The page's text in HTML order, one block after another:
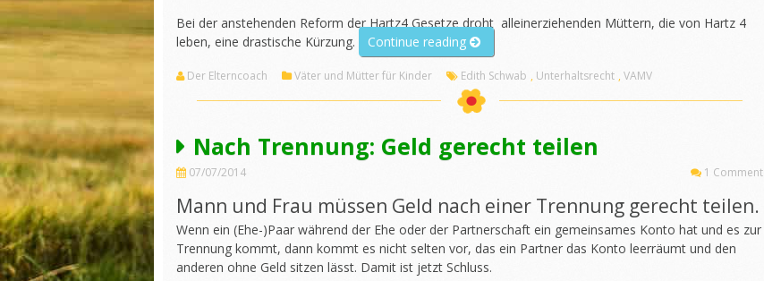
Bei der anstehenden Reform der Hartz4 Gesetze droht alleinerziehenden Müttern, die von Hartz 4
leben, eine drastische Kürzung.
Continue reading „Alleinerziehenden
Hartz
4
Müttern
droht
Kürzung“
Der Elterncoach Väter und Mütter für Kinder Edith Schwab , Unterhaltsrecht , VAMV
Nach Trennung: Geld gerecht teilen
07/07/2014 1 Comment
Mann und Frau müssen Geld nach einer Trennung gerecht teilen.
Wenn ein (Ehe-)Paar während der Ehe oder der Partnerschaft ein gemeinsames Konto hat und es zur
Trennung kommt, dann kommt es nicht selten vor, das ein Partner das Konto leerräumt und den
anderen ohne Geld sitzen lässt. Damit ist jetzt Schluss.